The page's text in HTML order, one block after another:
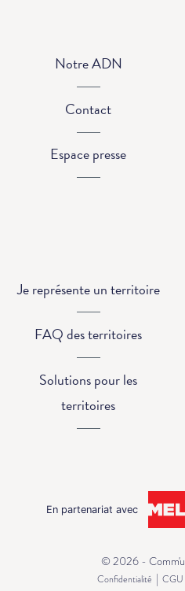
Notre ADN
Contact
Espace presse
Je représente un territoire
FAQ des territoires
Solutions pour les
territoires
En partenariat avec
© 2026 -
Confidentialité | CGU